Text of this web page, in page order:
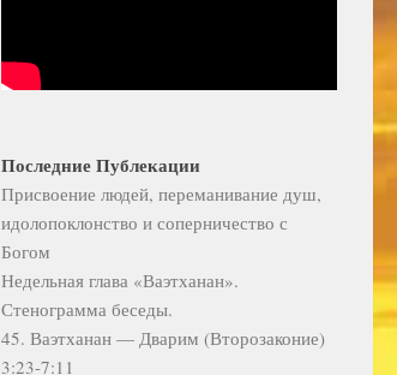
Последние Публекации
Присвоение людей, переманивание душ,
идолопоклонство и соперничество с
Богом
Недельная глава «Ваэтханан».
Стенограмма беседы.
45. Ваэтханан — Дварим (Второзаконие)
3:23-7:11